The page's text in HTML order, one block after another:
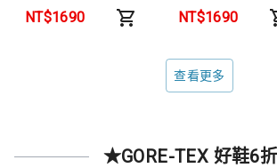
NT$1690 NT$1690
查看更多
★GORE-TEX 好鞋6